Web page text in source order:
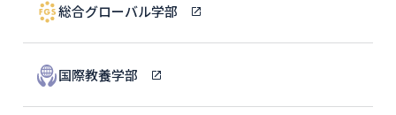
総合グローバル学部
国際教養学部